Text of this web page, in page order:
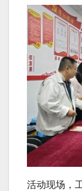
活动现场，